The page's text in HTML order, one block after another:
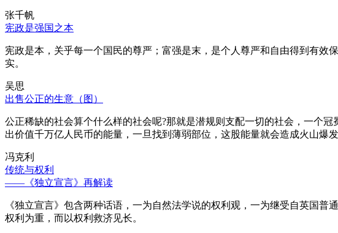
张千帆
宪政是强国之本
宪政是本，关乎每一个国民的尊严；富强是末，是个人尊严和自由得到有
实。
吴思
出售公正的生意（图）
公正稀缺的社会算个什么样的社会呢?那就是潜规则支配一切的社会，一个
出价值千万亿人民币的能量，一旦找到薄弱部位，这股能量就会造成火山爆发
冯克利
传统与权利
——《独立宣言》再解读
《独立宣言》包含两种话语，一为自然法学说的权利观，一为继受自英国
权利为重，而以权利救济见长。